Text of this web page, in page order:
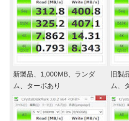
新製品、1,000MB、ランダ
ム、ターボあり
旧製
ム、